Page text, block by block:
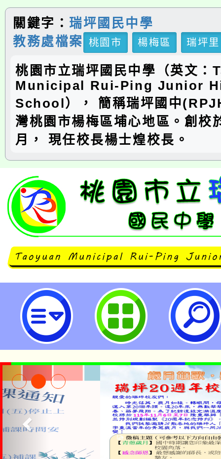
關鍵字： 瑞坪國民中學
教務處檔案
桃園市 楊梅區 瑞坪里
桃園市立瑞坪國民中學（英文：
Municipal Rui-Ping Junior
School）， 簡稱瑞坪國中
灣桃園市楊梅區埔心地區。創校
月， 現任校長楊士煌校長。
試題分析表單(新)